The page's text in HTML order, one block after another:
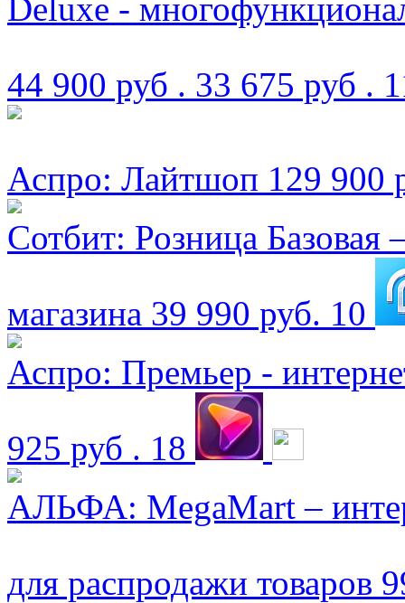
Deluxe -
44 900 руб . 33 675 руб .
Аспро: Лайтшоп 129 900
Сотбит: Розница Базовая
магазина 39 990 руб. 10
Аспро: Премьер -
925 руб . 18
АЛЬФА: MegaMart –
для распродажи товаров